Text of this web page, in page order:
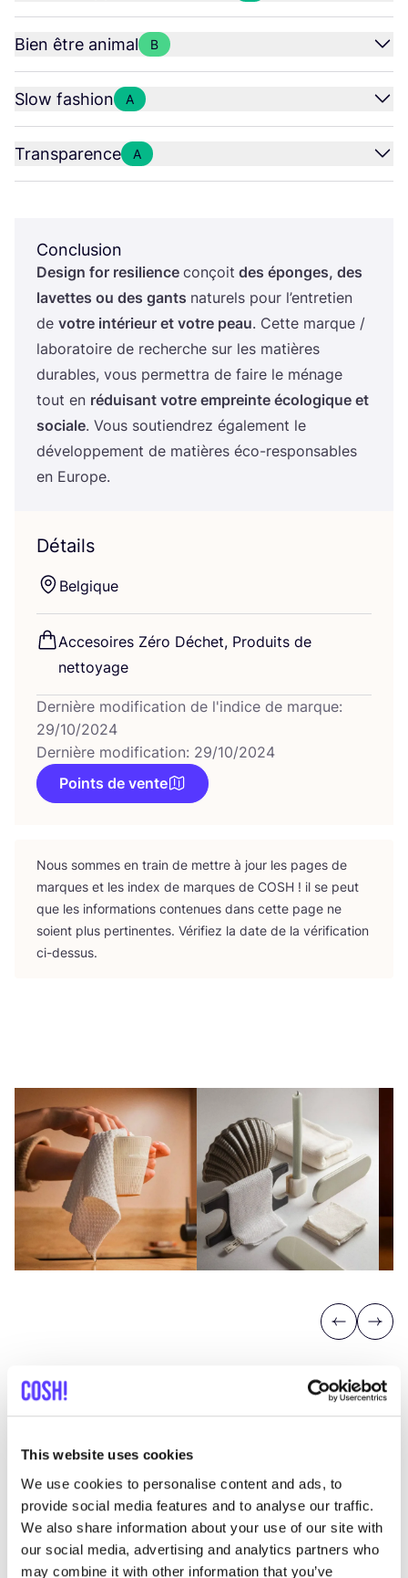
This website uses cookies
We use cookies to personalise content and ads, to
provide social media features and to analyse our traffic.
We also share information about your use of our site with
our social media, advertising and analytics partners who
may combine it with other information that you’ve
Bien être animal B
Slow fashion A
Transparence A
Conclusion
Desi­gn for resi­lience conçoit des éponges, des
lavettes ou des gants natu­rels pour l’entretien
de votre inté­rieur et votre peau. Cette marque /
labo­ra­toire de recherche sur les matières
durables, vous per­met­tra de faire le ménage
tout en rédui­sant votre empreinte éco­lo­gique et
sociale. Vous sou­tien­drez éga­le­ment le
déve­lop­pe­ment de matières éco-res­pon­sables
en Europe.
Détails
Bel­gique
Acce­soires Zéro Déchet, Pro­duits de
nettoyage
Dernière modification de l'indice de marque:
29/10/2024
Dernière modification: 29/10/2024
Points de vente
Nous sommes en train de mettre à jour les pages de
marques et les index de marques de COSH ! il se peut
que les infor­ma­tions conte­nues dans cette page ne
soient plus per­ti­nentes. Véri­fiez la date de la véri­fi­ca­tion
ci-dessus.
Previous
Next
Découvrez où acheter Design for
resilience